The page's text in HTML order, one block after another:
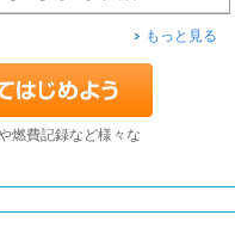
もっと見る
燃費記録など様々な